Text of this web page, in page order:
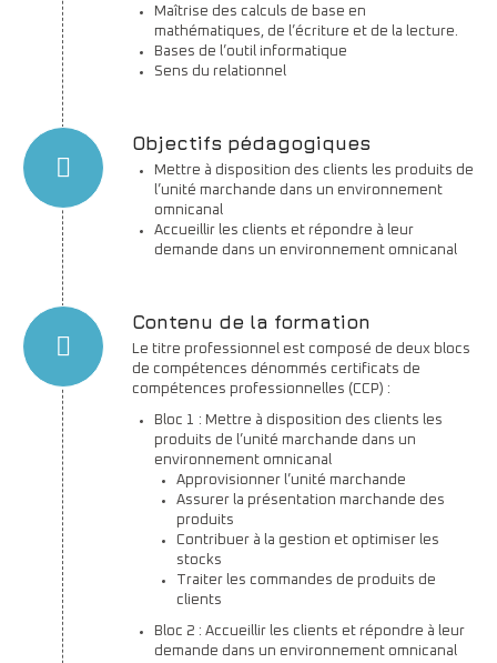
Maîtrise des calculs de base en
mathématiques, de l’écriture et de la lecture.
Bases de l’outil informatique
Sens du relationnel
Objectifs pédagogiques
Mettre à disposition des clients les produits de
l’unité marchande dans un environnement
omnicanal
Accueillir les clients et répondre à leur
demande dans un environnement omnicanal
Contenu de la formation
Le titre professionnel est composé de deux blocs
de compétences dénommés certificats de
compétences professionnelles (CCP) :
Bloc 1 : Mettre à disposition des clients les
produits de l’unité marchande dans un
environnement omnicanal
Approvisionner l’unité marchande
Assurer la présentation marchande des
produits
Contribuer à la gestion et optimiser les
stocks
Traiter les commandes de produits de
clients
Bloc 2 : Accueillir les clients et répondre à leur
demande dans un environnement omnicanal